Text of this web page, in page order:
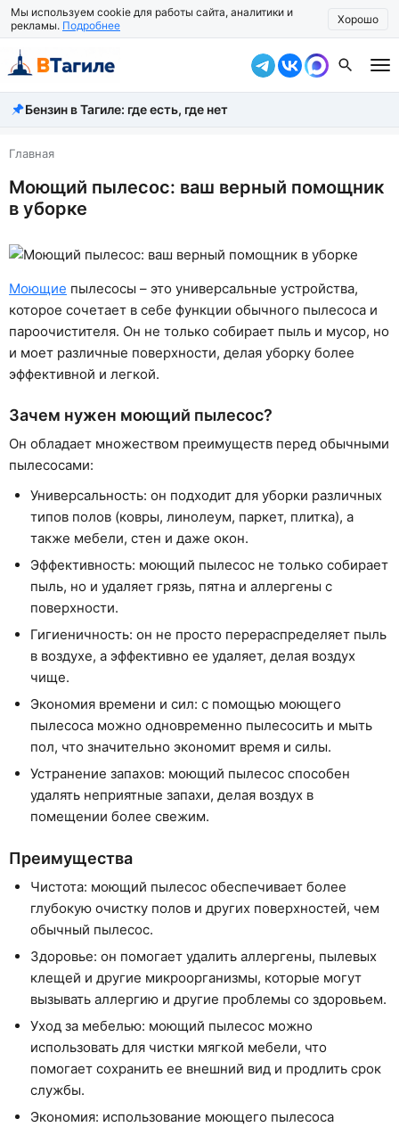
Мы используем cookie для работы сайта, аналитики и
рекламы. Подробнее Хорошо
Все новости
Происшествия
Город
Власть
Жизнь
Экономика
Общество
Рассказать новость
Бензин в Тагиле: где есть, где нет
Главная
Моющий пылесос: ваш верный помощник
в уборке
Моющие пылесосы – это универсальные устройства,
которое сочетает в себе функции обычного пылесоса и
пароочистителя. Он не только собирает пыль и мусор, но
и моет различные поверхности, делая уборку более
эффективной и легкой.
Зачем нужен моющий пылесос?
Он обладает множеством преимуществ перед обычными
пылесосами:
Универсальность: он подходит для уборки различных
типов полов (ковры, линолеум, паркет, плитка), а
также мебели, стен и даже окон.
Эффективность: моющий пылесос не только собирает
пыль, но и удаляет грязь, пятна и аллергены с
поверхности.
Гигиеничность: он не просто перераспределяет пыль
в воздухе, а эффективно ее удаляет, делая воздух
чище.
Экономия времени и сил: с помощью моющего
пылесоса можно одновременно пылесосить и мыть
пол, что значительно экономит время и силы.
Устранение запахов: моющий пылесос способен
удалять неприятные запахи, делая воздух в
помещении более свежим.
Преимущества
Чистота: моющий пылесос обеспечивает более
глубокую очистку полов и других поверхностей, чем
обычный пылесос.
Здоровье: он помогает удалить аллергены, пылевых
клещей и другие микроорганизмы, которые могут
вызывать аллергию и другие проблемы со здоровьем.
Уход за мебелью: моющий пылесос можно
использовать для чистки мягкой мебели, что
помогает сохранить ее внешний вид и продлить срок
службы.
Экономия: использование моющего пылесоса